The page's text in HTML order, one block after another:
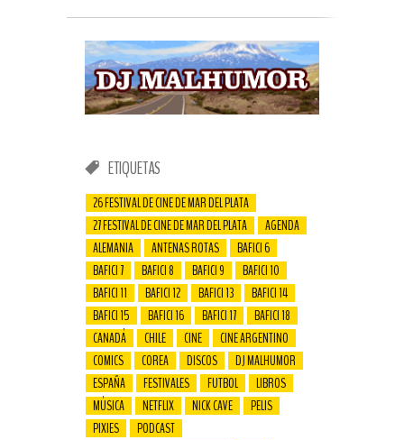
ETIQUETAS
26 FESTIVAL DE CINE DE MAR DEL PLATA
27 FESTIVAL DE CINE DE MAR DEL PLATA
AGENDA
ALEMANIA
ANTENAS ROTAS
BAFICI 6
BAFICI 7
BAFICI 8 BAFICI 9
BAFICI 10
BAFICI 11
BAFICI 12 BAFICI 13
BAFICI 14
BAFICI 15
BAFICI 16 BAFICI 17
BAFICI 18
CANADÁ
CHILE CINE
CINE ARGENTINO
COMICS
COREA DISCOS
DJ MALHUMOR
ESPAÑA
FESTIVALES FUTBOL
LIBROS
MÚSICA
NETFLIX NICK CAVE
PELIS
PIXIES
PODCAST